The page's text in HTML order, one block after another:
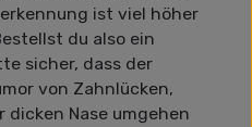
ist viel höher
du also ein
sicher, dass der
von Zahnlücken,
dicken Nase umgehen